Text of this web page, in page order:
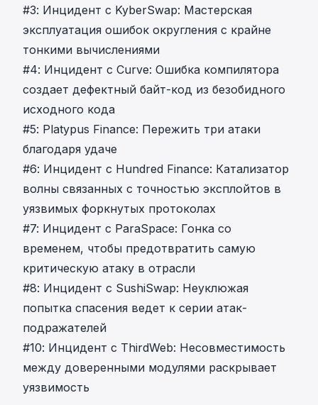
#3: Инцидент с KyberSwap: Мастерская
эксплуатация ошибок округления с крайне
тонкими вычислениями
#4: Инцидент с Curve: Ошибка компилятора
создает дефектный байт-код из безобидного
исходного кода
#5: Platypus Finance: Пережить три атаки
благодаря удаче
#6: Инцидент с Hundred Finance: Катализатор
волны связанных с точностью эксплойтов в
уязвимых форкнутых протоколах
#7: Инцидент с ParaSpace: Гонка со
временем, чтобы предотвратить самую
критическую атаку в отрасли
#8: Инцидент с SushiSwap: Неуклюжая
попытка спасения ведет к серии атак-
подражателей
#10: Инцидент с ThirdWeb: Несовместимость
между доверенными модулями раскрывает
уязвимость